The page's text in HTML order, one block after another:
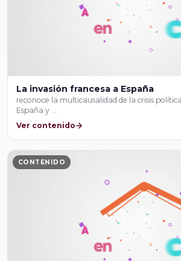
La invasión francesa a España
reconoce la multicausalidad de la crisis
España y …
Ver contenido
CONTENIDO